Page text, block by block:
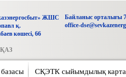
ЖШС
қ.
көшесі, 66
ҚАЗ
Байланыс орталығы 7
office-
СҚЭТК сыйымдылық